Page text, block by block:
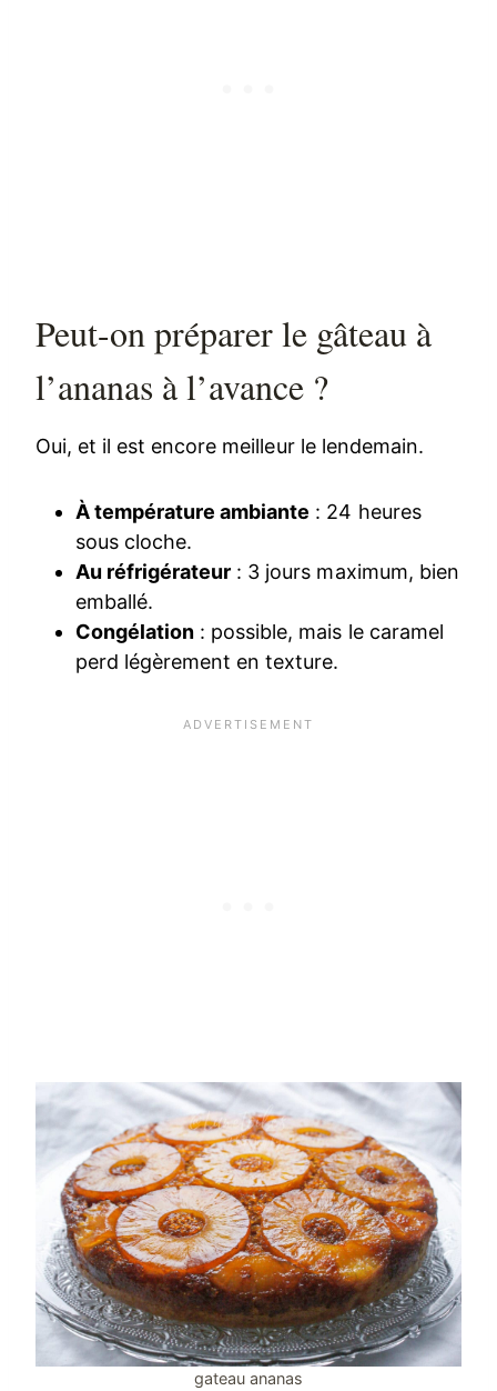
Peut-on préparer le gâteau à
l’ananas à l’avance ?
Oui, et il est encore meilleur le lendemain.
À température ambiante : 24 heures
sous cloche.
Au réfrigérateur : 3 jours maximum, bien
emballé.
Congélation : possible, mais le caramel
perd légèrement en texture.
gateau ananas